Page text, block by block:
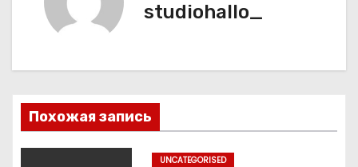
п
о
з
studiohallo_
Похожая запись
UNCATEGORISED